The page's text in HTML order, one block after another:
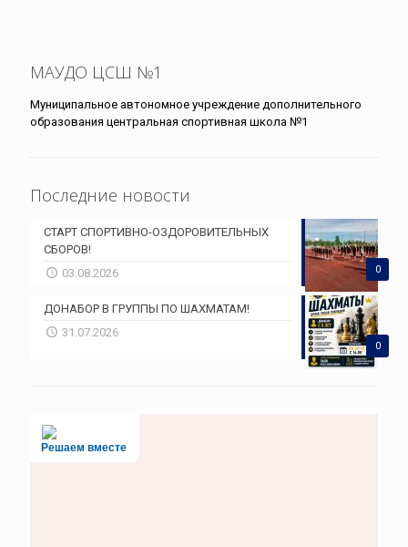
МАУДО ЦСШ №1
Муниципальное автономное учреждение дополнительного
образования центральная спортивная школа №1
Последние новости
0
СТАРТ СПОРТИВНО-ОЗДОРОВИТЕЛЬНЫХ
СБОРОВ!
03.08.2026
0
ДОНАБОР В ГРУППЫ ПО ШАХМАТАМ!
31.07.2026
Решаем вместе